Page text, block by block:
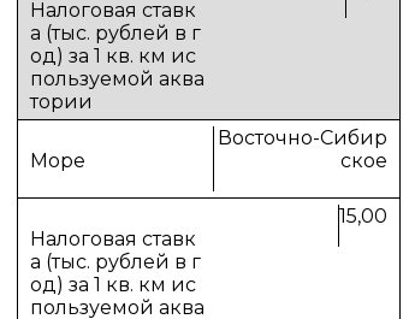
Восточно-Сибир
ское
15,00